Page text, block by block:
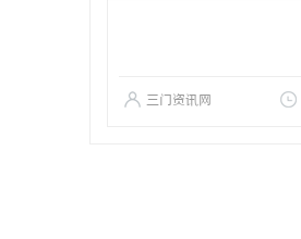
三门资讯网